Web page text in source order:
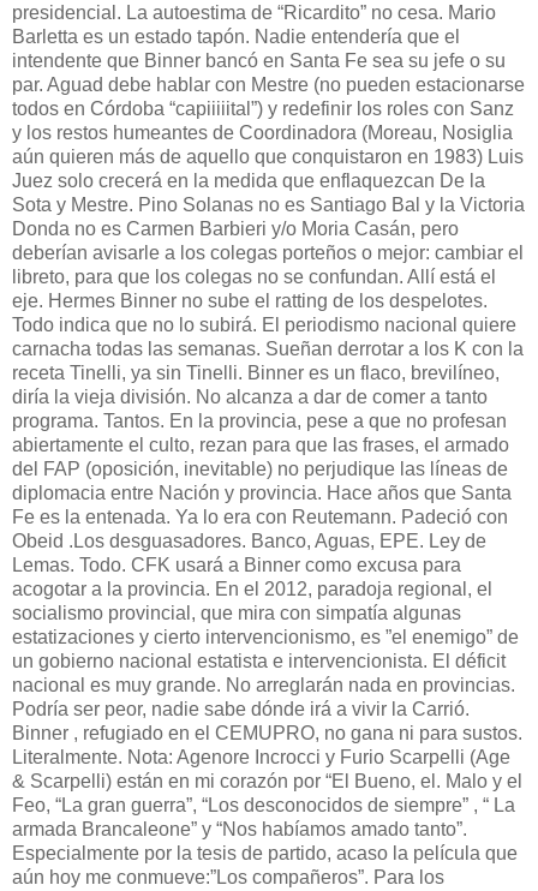
presidencial. La autoestima de “Ricardito” no cesa. Mario
Barletta es un estado tapón. Nadie entendería que el
intendente que Binner bancó en Santa Fe sea su jefe o su
par. Aguad debe hablar con Mestre (no pueden estacionarse
todos en Córdoba “capiiiiital”) y redefinir los roles con Sanz
y los restos humeantes de Coordinadora (Moreau, Nosiglia
aún quieren más de aquello que conquistaron en 1983) Luis
Juez solo crecerá en la medida que enflaquezcan De la
Sota y Mestre. Pino Solanas no es Santiago Bal y la Victoria
Donda no es Carmen Barbieri y/o Moria Casán, pero
deberían avisarle a los colegas porteños o mejor: cambiar el
libreto, para que los colegas no se confundan. Allí está el
eje. Hermes Binner no sube el ratting de los despelotes.
Todo indica que no lo subirá. El periodismo nacional quiere
carnacha todas las semanas. Sueñan derrotar a los K con la
receta Tinelli, ya sin Tinelli. Binner es un flaco, brevilíneo,
diría la vieja división. No alcanza a dar de comer a tanto
programa. Tantos. En la provincia, pese a que no profesan
abiertamente el culto, rezan para que las frases, el armado
del FAP (oposición, inevitable) no perjudique las líneas de
diplomacia entre Nación y provincia. Hace años que Santa
Fe es la entenada. Ya lo era con Reutemann. Padeció con
Obeid .Los desguasadores. Banco, Aguas, EPE. Ley de
Lemas. Todo. CFK usará a Binner como excusa para
acogotar a la provincia. En el 2012, paradoja regional, el
socialismo provincial, que mira con simpatía algunas
estatizaciones y cierto intervencionismo, es ”el enemigo” de
un gobierno nacional estatista e intervencionista. El déficit
nacional es muy grande. No arreglarán nada en provincias.
Podría ser peor, nadie sabe dónde irá a vivir la Carrió.
Binner , refugiado en el CEMUPRO, no gana ni para sustos.
Literalmente. Nota: Agenore Incrocci y Furio Scarpelli (Age
& Scarpelli) están en mi corazón por “El Bueno, el. Malo y el
Feo, “La gran guerra”, “Los desconocidos de siempre” , “ La
armada Brancaleone” y “Nos habíamos amado tanto”.
Especialmente por la tesis de partido, acaso la película que
aún hoy me conmueve:”Los compañeros”. Para los